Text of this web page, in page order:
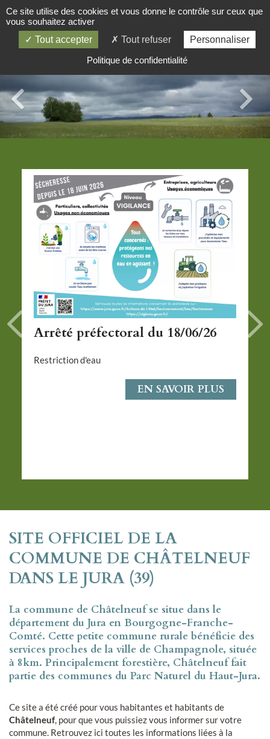
Arrêté préfectoral du 18/06/26
Restriction d'eau
EN SAVOIR PLUS
SITE OFFICIEL DE LA
COMMUNE DE CHÂTELNEUF
DANS LE JURA (39)
La commune de Châtelneuf se situe dans le
département du Jura en Bourgogne-Franche-
Comté. Cette petite commune rurale bénéficie des
services proches de la ville de Champagnole, située
à 8km. Principalement forestière, Châtelneuf fait
partie des communes du Parc Naturel du Haut-Jura.
Ce site a été créé pour vous habitantes et habitants de
Châtelneuf, pour que vous puissiez vous informer sur votre
commune. Retrouvez ici toutes les informations liées à la
Ce site utilise des cookies et vous donne le contrôle sur ceux que
vous souhaitez activer
Tout accepter
Tout refuser
Personnaliser
Politique de confidentialité